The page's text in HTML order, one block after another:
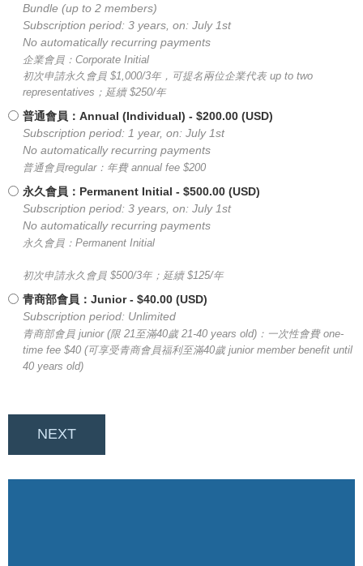
Bundle (up to 2 members)
Subscription period: 3 years, on: July 1st
No automatically recurring payments
企業會員：Corporate Initial
初次申請永久會員 $1,000/3年，可提名兩位企業代表 up to two
representatives；延續 $250/年
普通會員：Annual (Individual) - $200.00 (USD)
Subscription period: 1 year, on: July 1st
No automatically recurring payments
普通會員regular：年費 annual fee $200
永久會員：Permanent Initial - $500.00 (USD)
Subscription period: 3 years, on: July 1st
No automatically recurring payments
永久會員：Permanent Initial
初次申請永久會員 $500/3年；延續 $125/年
青商部會員：Junior - $40.00 (USD)
Subscription period: Unlimited
青商部會員 junior (限 21至滿40歲 21-40 years old)：一次性會費 one-
time fee $40 (可享受青商會員福利至滿40歲 junior member benefit until
40 years old)